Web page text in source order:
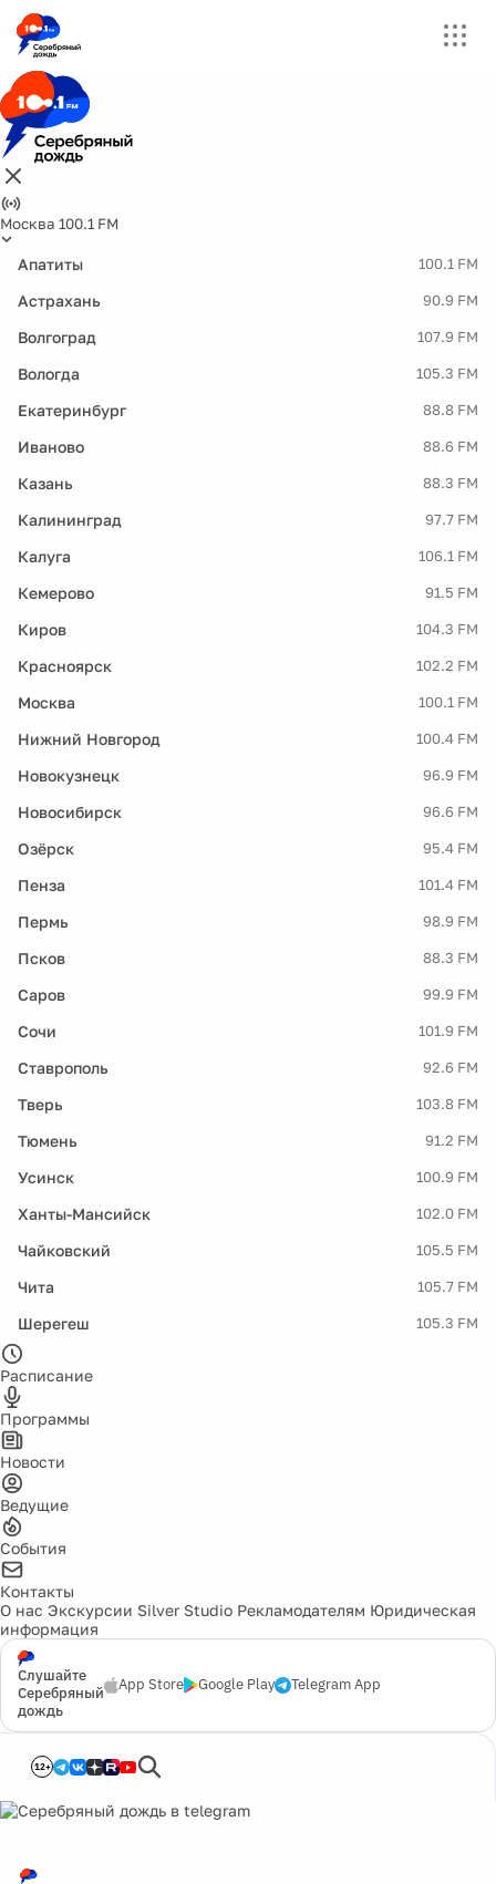
Москва 100.1 FM
Апатиты 100.1 FM
Астрахань 90.9 FM
Волгоград 107.9 FM
Вологда 105.3 FM
Екатеринбург 88.8 FM
Иваново 88.6 FM
Казань 88.3 FM
Калининград 97.7 FM
Калуга 106.1 FM
Кемерово 91.5 FM
Киров 104.3 FM
Красноярск 102.2 FM
Москва 100.1 FM
Нижний Новгород 100.4 FM
Новокузнецк 96.9 FM
Новосибирск 96.6 FM
Озёрск 95.4 FM
Пенза 101.4 FM
Пермь 98.9 FM
Псков 88.3 FM
Саров 99.9 FM
Сочи 101.9 FM
Ставрополь 92.6 FM
Тверь 103.8 FM
Тюмень 91.2 FM
Усинск 100.9 FM
Ханты-Мансийск 102.0 FM
Чайковский 105.5 FM
Чита 105.7 FM
Шерегеш 105.3 FM
Расписание
Программы
Новости
Ведущие
События
Контакты
О нас Экскурсии Silver Studio Рекламодателям Юридическая
информация
Слушайте
Серебряный
дождь
App Store Google Play Telegram App
12+